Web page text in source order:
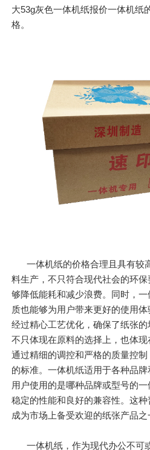
大53g灰色一体机纸报价一体机纸
格。
一体机纸的价格合理且具有较
料生产，不只符合现代社会的环
够降低能耗和减少浪费。同时，
质也能够为用户带来更好的使用
经过精心工艺优化，确保了纸张
不只体现在原料的选择上，也体现
通过精细的调控和严格的质量控
的标准。一体机纸适用于各种品
用户使用的是哪种品牌或型号的
稳定的性能和良好的兼容性。这
成为市场上备受欢迎的纸张产品之
一体机纸，作为现代办公不可